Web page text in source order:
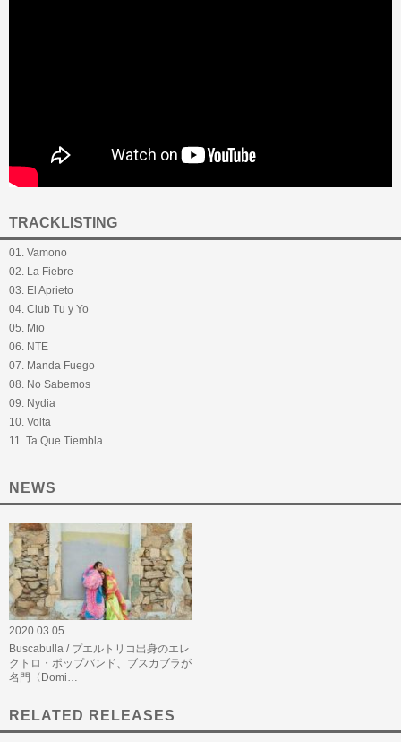
TRACKLISTING
01. Vamono
02. La Fiebre
03. El Aprieto
04. Club Tu y Yo
05. Mio
06. NTE
07. Manda Fuego
08. No Sabemos
09. Nydia
10. Volta
11. Ta Que Tiembla
NEWS
2020.03.05
Buscabulla / プエルトリコ出身のエレ
クトロ・ポップバンド、ブスカブラが
名門〈Domi…
RELATED RELEASES